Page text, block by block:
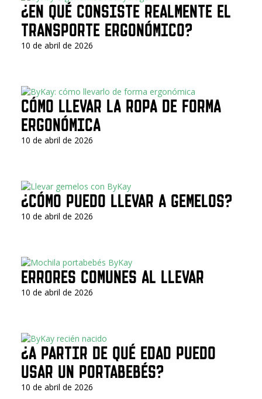
¿EN QUÉ CONSISTE REALMENTE EL
TRANSPORTE ERGONÓMICO?
10 de abril de 2026
CÓMO LLEVAR LA ROPA DE FORMA
ERGONÓMICA
10 de abril de 2026
¿CÓMO PUEDO LLEVAR A GEMELOS?
10 de abril de 2026
ERRORES COMUNES AL LLEVAR
10 de abril de 2026
¿A PARTIR DE QUÉ EDAD PUEDO
USAR UN PORTABEBÉS?
10 de abril de 2026